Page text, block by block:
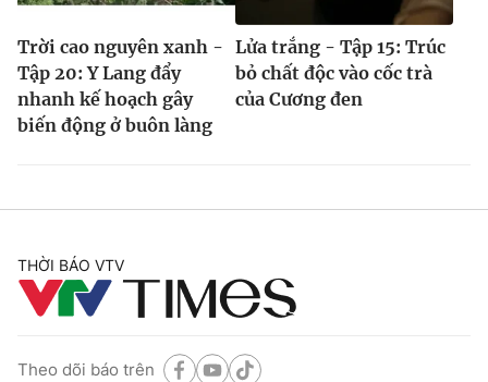
Trời cao nguyên xanh -
Tập 20: Y Lang đẩy
nhanh kế hoạch gây
biến động ở buôn làng
Lửa trắng - Tập 15: Trúc
bỏ chất độc vào cốc trà
của Cương đen
THỜI BÁO VTV
Theo dõi báo trên